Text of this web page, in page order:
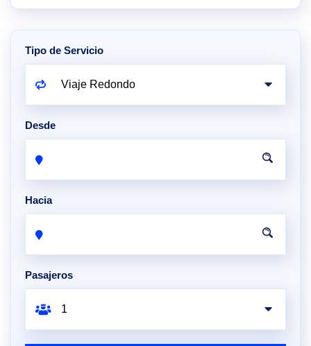
Tipo de Servicio
Desde
Hacia
Pasajeros